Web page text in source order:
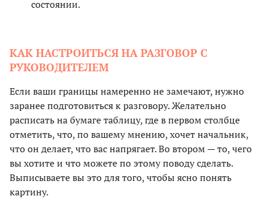
состоянии.
КАК НАСТРОИТЬСЯ НА РАЗГОВОР С
РУКОВОДИТЕЛЕМ
Если ваши границы намеренно не замечают, нужно
заранее подготовиться к разговору. Желательно
расписать на бумаге таблицу, где в первом столбце
отметить, что, по вашему мнению, хочет начальник,
что он делает, что вас напрягает. Во втором — то, чего
вы хотите и что можете по этому поводу сделать.
Выписываете вы это для того, чтобы ясно понять
картину.